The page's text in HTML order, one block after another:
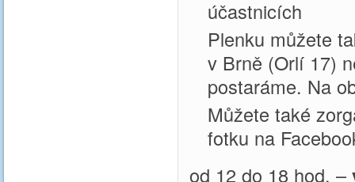
účastnicích
Plenku můžete
v Brně (Orlí 17)
postaráme. Na
Můžete také
fotku na
od 12 do 18 hod. –